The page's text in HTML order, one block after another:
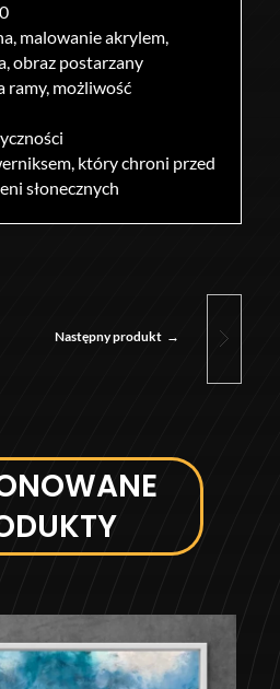
malowanie akrylem,
obraz postarzany
ramy, możliwość
który chroni przed
słonecznych
Następny produkt